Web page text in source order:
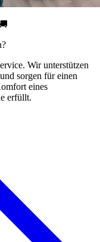
Wir unterstützen
sorgen für einen
eines
erfüllt.